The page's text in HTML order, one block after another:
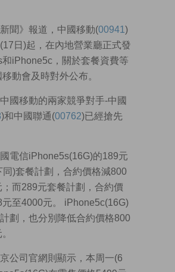
新聞》報道，中國移動(00941 )
日)起，在內地營業廳正式發
iPhone5c，關於套餐資費等
動會及時對外公布。
國移動的兩家競爭對手-中國
)和中國聯通(00762)已經搶先
電信iPhone5s(16G)的189元
同)套餐計劃，合約價格減800
而289元套餐計劃，合約價
至4000元。 iPhone5c(16G)
劃，也分別降低合約價格800
公司官網則顯示，本周一(6